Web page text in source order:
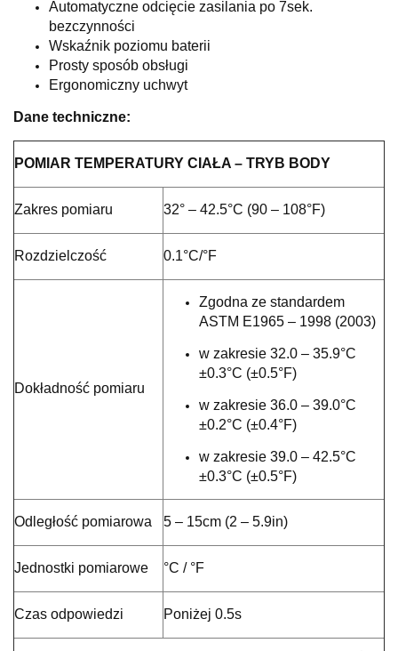
Automatyczne odcięcie zasilania po 7sek.
bezczynności
Wskaźnik poziomu baterii
Prosty sposób obsługi
Ergonomiczny uchwyt
Dane techniczne:
POMIAR TEMPERATURY CIAŁA – TRYB BODY
Zakres pomiaru 32° – 42.5°C (90 – 108°F)
Rozdzielczość 0.1°C/°F
Dokładność pomiaru
Zgodna ze standardem
ASTM E1965 – 1998 (2003)
w zakresie 32.0 – 35.9°C
±0.3°C (±0.5°F)
w zakresie 36.0 – 39.0°C
±0.2°C (±0.4°F)
w zakresie 39.0 – 42.5°C
±0.3°C (±0.5°F)
Odległość pomiarowa 5 – 15cm (2 – 5.9in)
Jednostki pomiarowe °C / °F
Czas odpowiedzi Poniżej 0.5s